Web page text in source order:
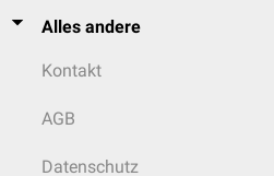
Alles andere
Kontakt
AGB
Datenschutz